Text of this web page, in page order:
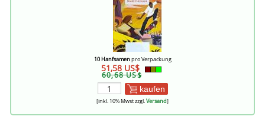
10 Hanfsamenpro Verpackung
51,58 US$
60,68 US$
kaufen
[inkl. 10% Mwst zzgl.Versand]